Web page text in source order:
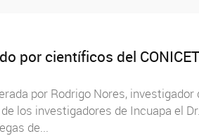
por científicos del
por Rodrigo Nores,
los investigadores de Incuapa el
de...